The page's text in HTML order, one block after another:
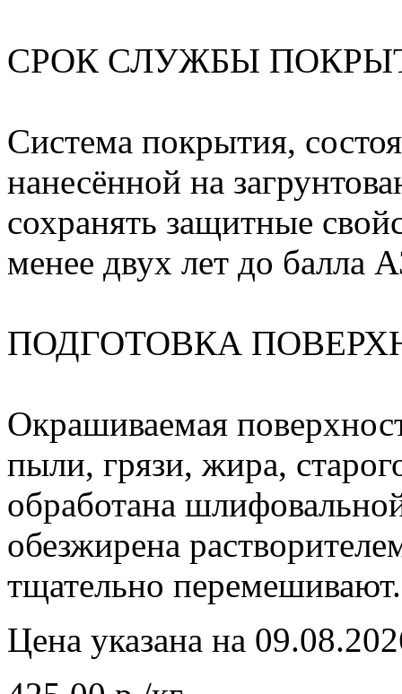
СРОК СЛУЖБЫ
Система покрытия,
нанесённой на
сохранять защитные
менее двух лет до балла
ПОДГОТОВКА
Окрашиваемая
пыли, грязи, жира,
обработана
обезжирена
тщательно перемешивают.
Цена указана на